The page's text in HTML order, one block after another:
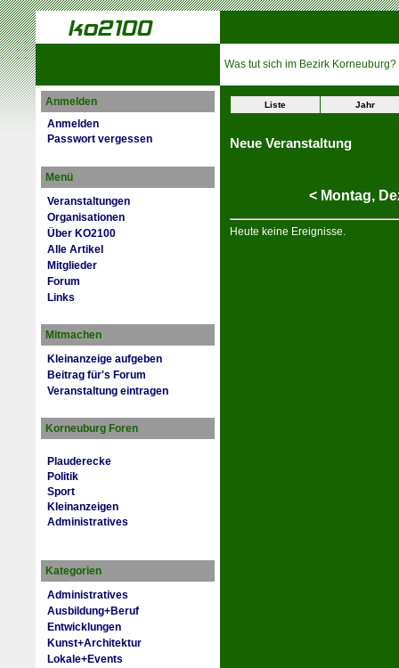
Was tut sich im Bezirk Korneuburg?
Anmelden
Anmelden
Passwort vergessen
Menü
Veranstaltungen
Organisationen
Über KO2100
Alle Artikel
Mitglieder
Forum
Links
Mitmachen
Kleinanzeige aufgeben
Beitrag für's Forum
Veranstaltung eintragen
Korneuburg Foren
Plauderecke
Politik
Sport
Kleinanzeigen
Administratives
Kategorien
Administratives
Ausbildung+Beruf
Entwicklungen
Kunst+Architektur
Lokale+Events
Liste Jahr
Neue Veranstaltung
< Montag,
Heute keine Ereignisse.